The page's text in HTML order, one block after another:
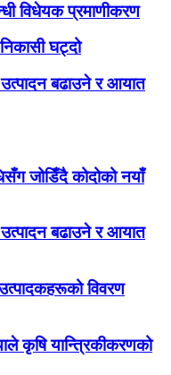
विधेयक प्रमाणीकरण
घट्दो
उत्पादन बढाउने र आयात
जोडिँदै कोदोको नयाँ
उत्पादन बढाउने र आयात
विवरण
कृषि यान्त्रिकीकरणको